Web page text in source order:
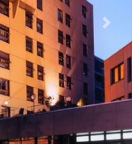
Weiter